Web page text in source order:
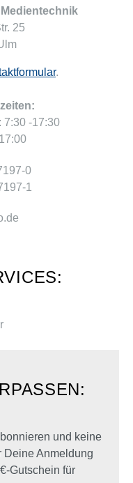
25
.
7:30 -17:30
0
1
und keine
Deine Anmeldung
Gutschein für